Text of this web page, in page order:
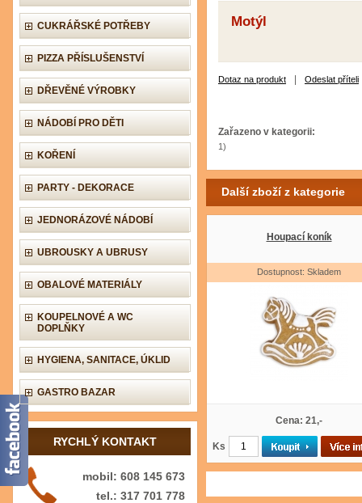
CUKRÁŘSKÉ POTŘEBY
PIZZA PŘÍSLUŠENSTVÍ
DŘEVĚNÉ VÝROBKY
NÁDOBÍ PRO DĚTI
KOŘENÍ
PARTY - DEKORACE
JEDNORÁZOVÉ NÁDOBÍ
UBROUSKY A UBRUSY
OBALOVÉ MATERIÁLY
KOUPELNOVÉ A WC
DOPLŇKY
HYGIENA, SANITACE, ÚKLID
GASTRO BAZAR
RYCHLÝ KONTAKT
mobil: 608 145 673
tel.: 317 701 778
Motýl
Dotaz na produkt Odeslat příteli
Zařazeno v kategorii:
1)
Další zboží z kategorie
Houpací koník
Dostupnost: Skladem
Cena: 21,-
Ks